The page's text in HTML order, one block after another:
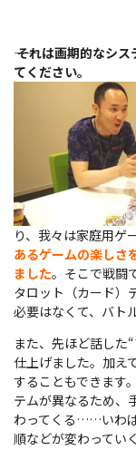
――それは画期的なシス
てください。
り、我々は家庭用ゲ
あるゲームの楽しさ
ました。そこで戦闘
タロット（カード）
必要はなくて、バト
また、先ほど話した
仕上げました。加え
することもできます
テムが異なるため、
わってくる……いわ
順などが変わってい